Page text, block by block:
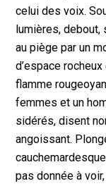
celui des voix.
lumières, debout,
au piège par un
d’espace
flamme
femmes et un
sidérés, disent
angoissant.
pas donnée à